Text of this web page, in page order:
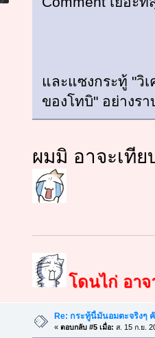
และแซงกระทู้ "วิ
ของโทบิ" อย่างร
ผมมิ อาจะเที
โดนไก่ อา
Re: กระทู้นี้มันอมตะจริงๆ
« ตอบกลับ #5 เมื่อ: ส. 15 ก.ย.